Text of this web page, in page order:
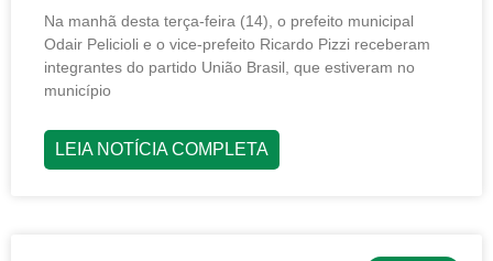
Na manhã desta terça-feira (14), o prefeito municipal
Odair Pelicioli e o vice-prefeito Ricardo Pizzi receberam
integrantes do partido União Brasil, que estiveram no
município
LEIA NOTÍCIA COMPLETA